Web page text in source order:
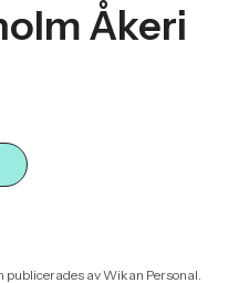
Åkeri
av Wikan Personal.